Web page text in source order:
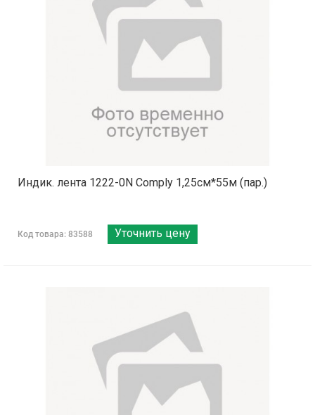
Индик. лента 1222-0N Comply 1,25см*55м (пар.)
Код товара: 83588 Уточнить цену